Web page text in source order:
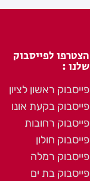
הצטרפו לפייסבוק
שלנו :
פייסבוק ראשון לציון
פייסבוק בקעת אונו
פייסבוק רחובות
פייסבוק חולון
פייסבוק רמלה
פייסבוק בת ים